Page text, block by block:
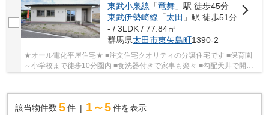
東武小泉線 「竜舞 」駅 徒歩45分
東武伊勢崎線 「太田 」駅 徒歩51分
- / 3LDK / 77.84㎡
群馬県太田市東矢島町1390-2
★オール電化平屋住宅★ ■注文住宅クオリティの分譲住宅です ■保育園
～小学校まで徒歩10分圏内 ■食洗器付きで家事も楽々 ■勾配天井で開放
的なLDK ■駐車並列2台OK ★建物見学をご希望の...
該当物件数 5件 1～5 件を表示